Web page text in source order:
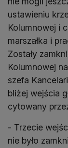
ustawieniu
Kolumnowej i
marszałka i
Zostały
Kolumnowej
szefa
bliżej wejścia
cytowany
- Trzecie
nie było